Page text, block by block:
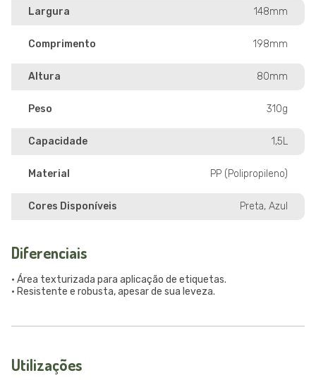
Largura 148mm
Comprimento 198mm
Altura 80mm
Peso 310g
Capacidade 1,5L
Material PP (Polipropileno)
Cores Disponíveis Preta, Azul
Diferenciais
• Área texturizada para aplicação de etiquetas.
• Resistente e robusta, apesar de sua leveza.
Utilizações